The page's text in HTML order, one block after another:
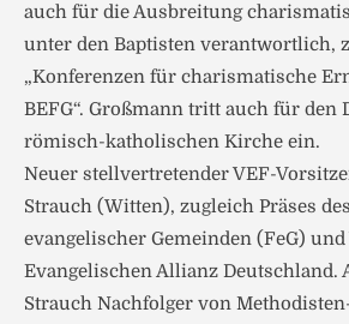
auch für die Ausbreitung
unter den Baptisten verantwortlich,
„Konferenzen für charismatische
BEFG“. Großmann tritt auch für den
römisch-katholischen Kirche ein.
Neuer stellvertretender VEF-
Strauch (Witten), zugleich Präses
evangelischer Gemeinden (FeG)
Evangelischen Allianz Deutschland.
Strauch Nachfolger von